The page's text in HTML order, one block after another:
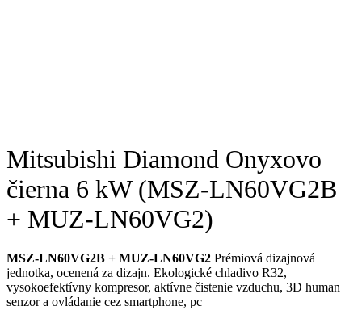
Mitsubishi Diamond Onyxovo
čierna 6 kW (MSZ-LN60VG2B
+ MUZ-LN60VG2)
MSZ-LN60VG2B + MUZ-LN60VG2 Prémiová dizajnová
jednotka, ocenená za dizajn. Ekologické chladivo R32,
vysokoefektívny kompresor, aktívne čistenie vzduchu, 3D human
senzor a ovládanie cez smartphone, pc